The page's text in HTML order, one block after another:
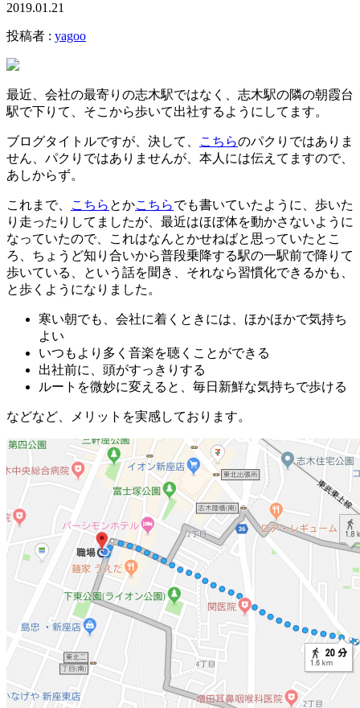
2019.01.21
投稿者 : yagoo
最近、会社の最寄りの志木駅ではなく、志木駅の隣の朝霞台
駅で下りて、そこから歩いて出社するようにしてます。
ブログタイトルですが、決して、 こちらのパクりではありま
せん、パクりではありませんが、本人には伝えてますので、
あしからず。
これまで、 こちら とかこちらでも書いていたように、歩いた
り走ったりしてましたが、最近はほぼ体を動かさないように
なっていたので、これはなんとかせねばと思っていたとこ
ろ、ちょうど知り合いから普段乗降する駅の一駅前で降りて
歩いている、という話を聞き、それなら習慣化できるかも、
と歩くようになりました。
寒い朝でも、会社に着くときには、ほかほかで気持ち
よい
いつもより多く音楽を聴くことができる
出社前に、頭がすっきりする
ルートを微妙に変えると、毎日新鮮な気持ちで歩ける
などなど、メリットを実感しております。